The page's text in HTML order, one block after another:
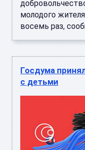
молодого
восемь раз,
Госдума
с детьми